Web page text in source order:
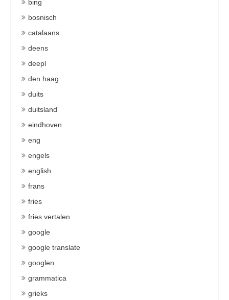
bing
bosnisch
catalaans
deens
deepl
den haag
duits
duitsland
eindhoven
eng
engels
english
frans
fries
fries vertalen
google
google translate
googlen
grammatica
grieks